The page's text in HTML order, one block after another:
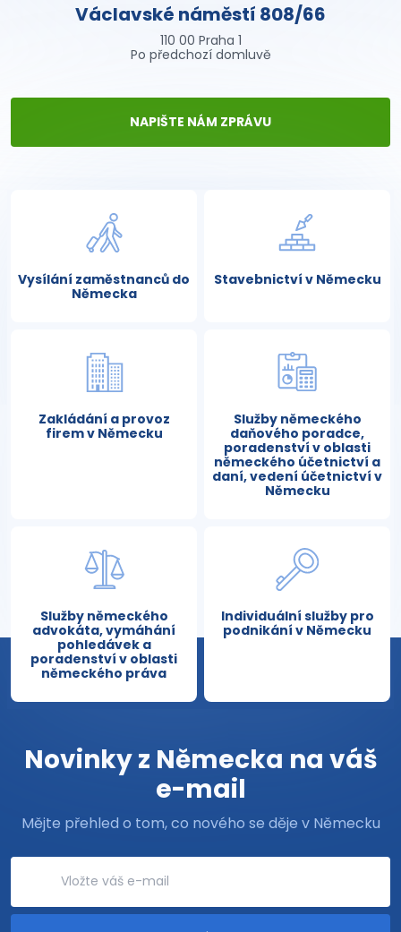
Václavské náměstí 808/66
110 00 Praha 1
Po předchozí domluvě
NAPIŠTE NÁM ZPRÁVU
Vysílání zaměstnanců do
Německa
Stavebnictví v Německu
Zakládání a provoz
firem v Německu
Služby německého
daňového poradce,
poradenství v oblasti
německého účetnictví a
daní, vedení účetnictví v
Německu
Služby německého
advokáta, vymáhání
pohledávek a
poradenství v oblasti
německého práva
Individuální služby pro
podnikání v Německu
Novinky z Německa na váš
e-mail
Mějte přehled o tom, co nového se děje v Německu